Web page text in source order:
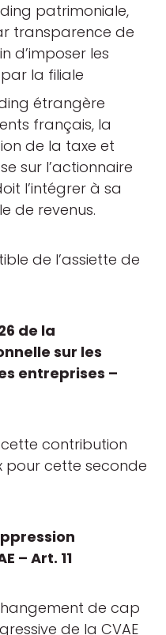
patrimoniale,
transparence de
d’imposer les
la filiale
étrangère
français, la
de la taxe et
sur l’actionnaire
l’intégrer à sa
de revenus.
de l’assiette de
de la
sur les
entreprises –
cette contribution
pour cette seconde
– Art. 11
de cap
de la CVAE